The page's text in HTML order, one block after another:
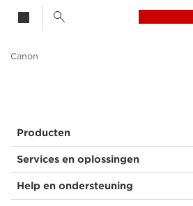
Canon
Producten
Services en oplossingen
Help en ondersteuning